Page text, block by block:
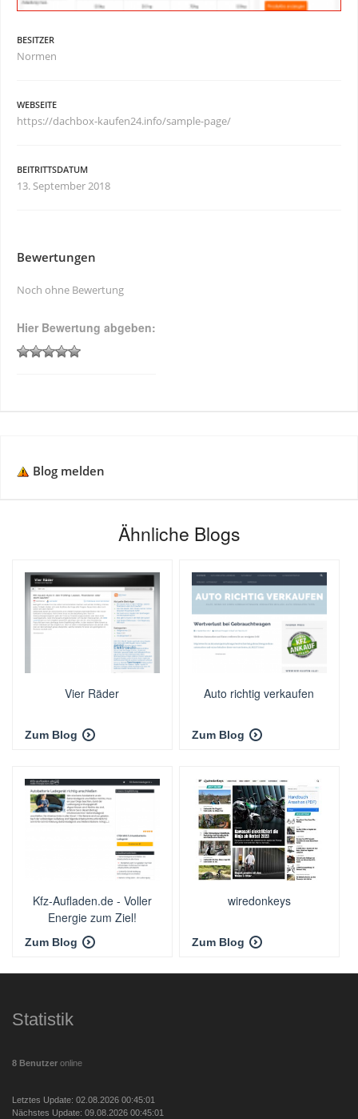
BESITZER
Normen
WEBSEITE
https://dachbox-kaufen24.info/sample-page/
BEITRITTSDATUM
13. September 2018
Bewertungen
Noch ohne Bewertung
Hier Bewertung abgeben:
Blog melden
Ähnliche Blogs
Vier Räder
Zum Blog
Auto richtig verkaufen
Zum Blog
Kfz-Aufladen.de - Voller
Energie zum Ziel!
Zum Blog
wiredonkeys
Zum Blog
Statistik
8 Benutzer online
Letztes Update: 02.08.2026 00:45:01
Nächstes Update: 09.08.2026 00:45:01